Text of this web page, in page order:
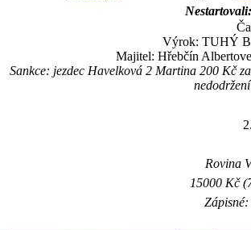
Nestartovali:
Výrok: TUHÝ
Majitel: Hřebčín
Sankce: jezdec Havelková 2 Martina 200 Kč
Rovina
15000 Kč